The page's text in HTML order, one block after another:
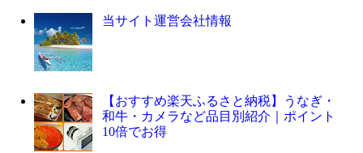
当サイト運営会社情報
【おすすめ楽天ふるさと納税】うなぎ・
和牛・カメラなど品目別紹介｜ポイント
10倍でお得